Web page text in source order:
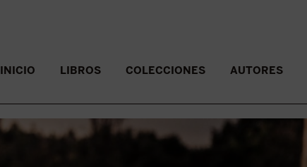
INICIO LIBROS COLECCIONES AUTORES